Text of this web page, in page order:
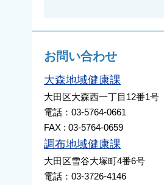
お問い合わせ
大森地域健康課
大田区大森西一丁目12番1号
電話：03-5764-0661
FAX : 03-5764-0659
調布地域健康課
大田区雪谷大塚町4番6号
電話：03-3726-4146